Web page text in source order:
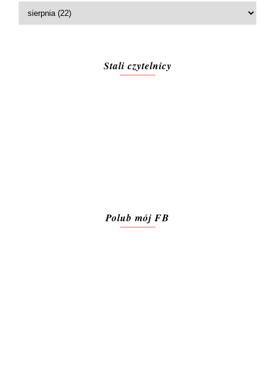
Stali czytelnicy
Polub mój FB